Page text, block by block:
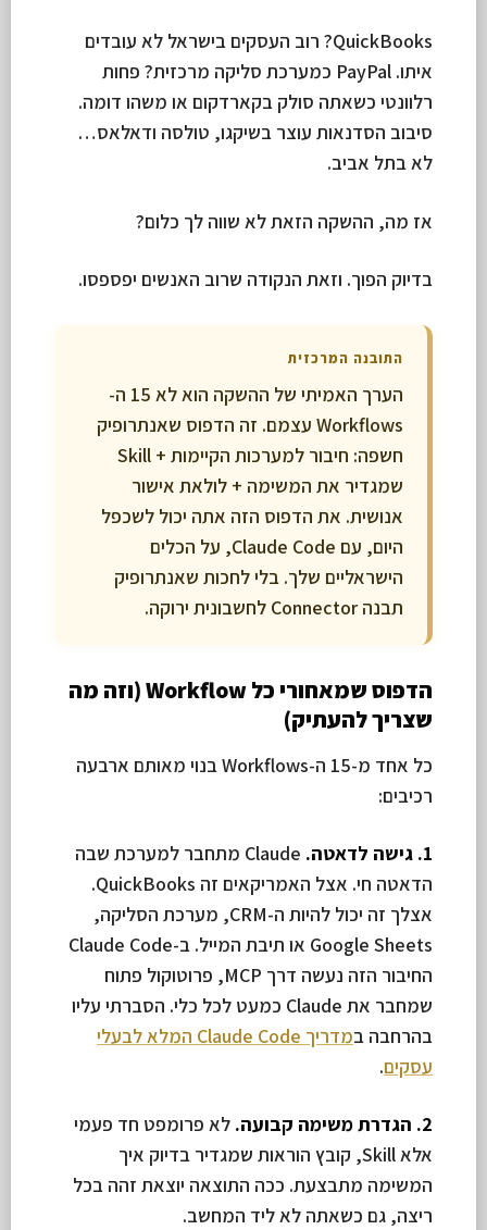
QuickBooks? רוב העסקים בישראל לא עובדים
איתו. PayPal כמערכת סליקה מרכזית? פחות
רלוונטי כשאתה סולק בקארדקום או משהו דומה.
סיבוב הסדנאות עוצר בשיקגו, טולסה ודאלאס…
לא בתל אביב.
אז מה, ההשקה הזאת לא שווה לך כלום?
בדיוק הפוך. וזאת הנקודה שרוב האנשים יפספסו.
התובנה המרכזית
הערך האמיתי של ההשקה הוא לא 15 ה-
Workflows עצמם. זה הדפוס שאנתרופיק
חשפה: חיבור למערכות הקיימות + Skill
שמגדיר את המשימה + לולאת אישור
אנושית. את הדפוס הזה אתה יכול לשכפל
היום, עם Claude Code, על הכלים
הישראליים שלך. בלי לחכות שאנתרופיק
תבנה Connector לחשבונית ירוקה.
הדפוס שמאחורי כל Workflow (וזה מה
שצריך להעתיק)
כל אחד מ-15 ה-Workflows בנוי מאותם ארבעה
רכיבים:
1. גישה לדאטה.
Claude מתחבר למערכת שבה
הדאטה חי. אצל האמריקאים זה QuickBooks.
אצלך זה יכול להיות ה-CRM, מערכת הסליקה,
Google Sheets או תיבת המייל. ב-Claude Code
החיבור הזה נעשה דרך MCP, פרוטוקול פתוח
שמחבר את Claude כמעט לכל כלי. הסברתי עליו
בהרחבה ב
מדריך Claude Code המלא לבעלי
עסקים.
2. הגדרת משימה קבועה.
לא פרומפט חד פעמי
אלא Skill, קובץ הוראות שמגדיר בדיוק איך
המשימה מתבצעת. ככה התוצאה יוצאת זהה בכל
ריצה, גם כשאתה לא ליד המחשב.